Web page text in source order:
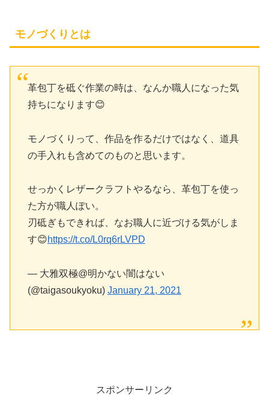
モノづくりとは
革包丁を砥ぐ作業の時は、なんか職人になった気
持ちになります😊
モノづくりって、作品を作るだけではなく、道具
の手入れも含めてのものと思います。
せっかくレザークラフトやるなら、革包丁を使っ
た方が職人ぽい。
刃砥ぎもできれば、なお職人に近づける気がしま
す😊https://t.co/L0rq6rLVPD
— 大雅双極@明かない闇はない
(@taigasoukyoku) January 21, 2021
スポンサーリンク